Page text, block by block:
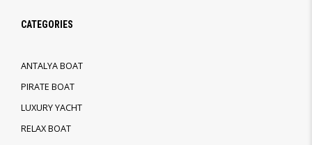
CATEGORIES
ANTALYA BOAT
PIRATE BOAT
LUXURY YACHT
RELAX BOAT